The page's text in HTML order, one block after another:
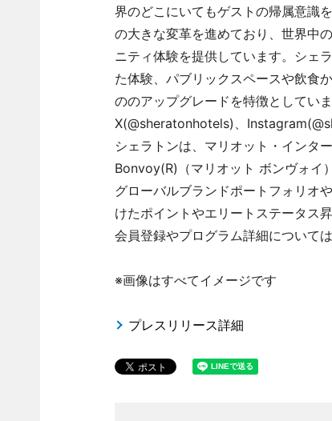
界のどこにいてもゲストの帰属意識
の大きな変革を進めており、世界中
ニティ体験を提供しています。シェ
た体験、パブリックスペースや飲食
ののアップグレードを特徴としてい
X(@sheratonhotels)、
シェラトンは、マリオット・インタ
Bonvoy(R)（マリオット ボンヴォイ
グローバルブランドポートフォリオ
けたポイントやエリートステータス
会員登録やプログラム詳細について
※画像はすべてイメージです
プレスリリース詳細